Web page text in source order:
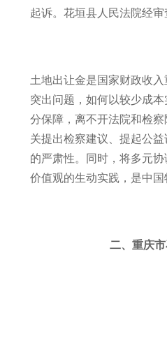
起诉。花垣县人民法院经审
土地出让金是国家财政收
突出问题，如何以较少成
分保障，离不开法院和检
关提出检察建议、提起公
的严肃性。同时，将多元
价值观的生动实践，是中国
二、重庆